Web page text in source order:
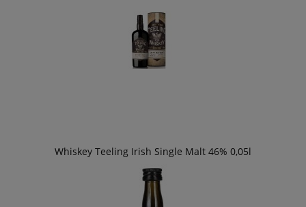
Whiskey Teeling Irish Single Malt 46% 0,05l